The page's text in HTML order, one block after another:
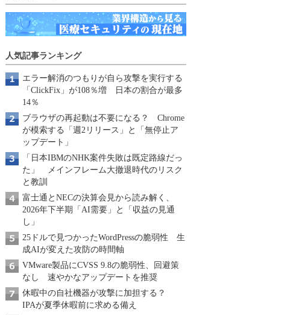
人気記事ランキング
エラー解消のつもりが自ら攻撃を実行する
「ClickFix」が108％増 日本の割合が最多
14％
ブラウザの再起動は不要になる？ Chrome
が模索する「週2リリース」と「無停止ア
ップデート」
「日本IBMのNHK案件失敗は既定路線だっ
た」 メインフレーム大撤退時代のリスク
と教訓
富士通とNECの決算会見から読み解く、
2026年下半期「AI需要」と「収益の見通
し」
25ドルで見つかったWordPressの脆弱性 生
成AIが変えた攻防の時間軸
VMware製品にCVSS 9.8の脆弱性、回避策
なし 速やかなアップデートを推奨
休暇中の自社機器が攻撃に加担する？
IPAが夏季休暇前に求める備え